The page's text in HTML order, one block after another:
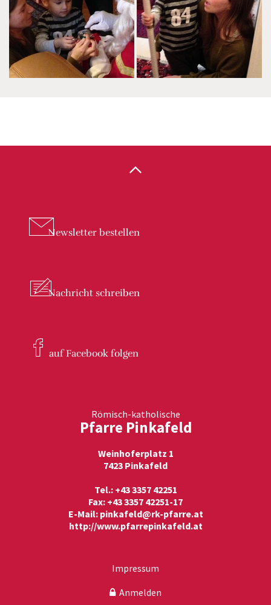
Newsletter bestellen
Nachricht schreiben
auf Facebook folgen
Römisch-katholische
Pfarre Pinkafeld
Weinhoferplatz 1
7423 Pinkafeld
Tel.: +43 3357 42251
Fax: +43 3357 42251-17
E-Mail: pinkafeld@rk-pfarre.at
http://www.pfarrepinkafeld.at
Impressum
Anmelden